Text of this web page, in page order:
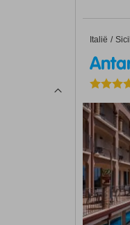
Home
Italië
Antares